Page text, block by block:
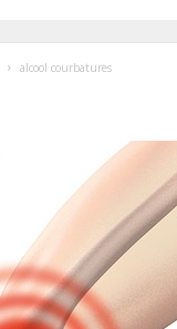
alcool courbatures